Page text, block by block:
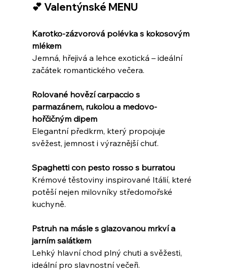
💕 Valentýnské MENU
Karotko-zázvorová polévka s kokosovým
mlékem
Jemná, hřejivá a lehce exotická – ideální
začátek romantického večera.
Rolované hovězí carpaccio s
parmazánem, rukolou a medovo-
hořčičným dipem
Elegantní předkrm, který propojuje
svěžest, jemnost i výraznější chuť.
Spaghetti con pesto rosso s burratou
Krémové těstoviny inspirované Itálií, které
potěší nejen milovníky středomořské
kuchyně.
Pstruh na másle s glazovanou mrkví a
jarním salátkem
Lehký hlavní chod plný chuti a svěžesti,
ideální pro slavnostní večeři.